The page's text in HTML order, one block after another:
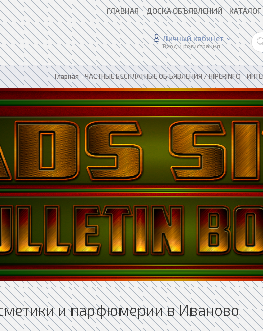
ГЛАВНАЯ ДОСКА ОБЪЯВЛЕНИЙ
Личный кабинет
Вход и регистрация
Главная»ЧАСТНЫЕ БЕСПЛАТНЫЕ ОБЪЯВЛЕНИЯ / HIPERINFO»
и парфюмерии в Иваново